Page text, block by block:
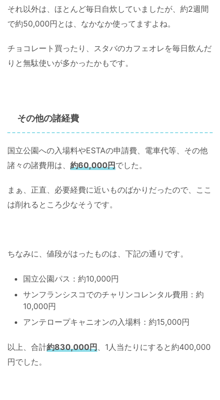
それ以外は、ほとんど毎日自炊していましたが、約2週間
で約50,000円とは、なかなか使ってますよね。
チョコレート買ったり、スタバのカフェオレを毎日飲んだ
りと無駄使いが多かったかもです。
その他の諸経費
国立公園への入場料やESTAの申請費、電車代等、その他
諸々の諸費用は、 約60,000円でした。
まぁ、正直、必要経費に近いものばかりだったので、ここ
は削れるところ少なそうです。
ちなみに、値段がはったものは、下記の通りです。
国立公園パス：約10,000円
サンフランシスコでのチャリンコレンタル費用：約
10,000円
アンテロープキャニオンの入場料：約15,000円
以上、合計約830,000円 、1人当たりにすると約400,000
円でした。